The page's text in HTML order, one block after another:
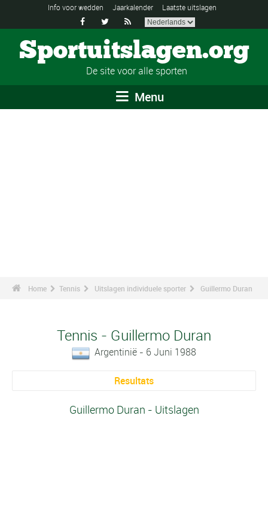
Info voor wedden Jaarkalender Laatste uitslagen
  
Sportuitslagen.org
De site voor alle sporten
Menu
Home Tennis Uitslagen individuele sporter Guillermo Duran
Tennis - Guillermo Duran
Argentinië - 6 Juni 1988
Resultats
Guillermo Duran - Uitslagen